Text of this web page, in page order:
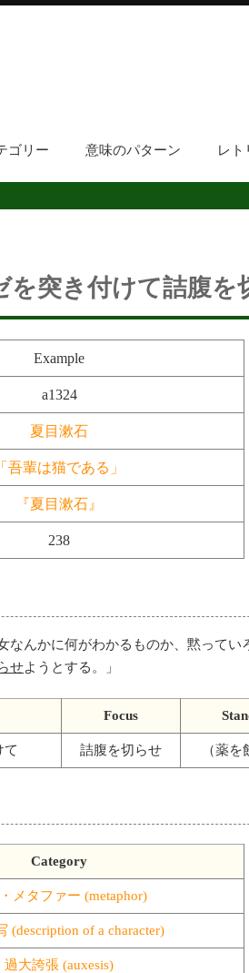
ゴリー 意味のパターン レト
を突き付けて詰腹を
Example
a1324
夏目漱石
「吾輩は猫である」
『夏目漱石』
238
なんかに何がわかるものか、黙って
せようとする。 」
Focus
て 詰腹を切らせ （薬を
Category
メタファー (metaphor)
(description of a character)
過大誇張 (auxesis)